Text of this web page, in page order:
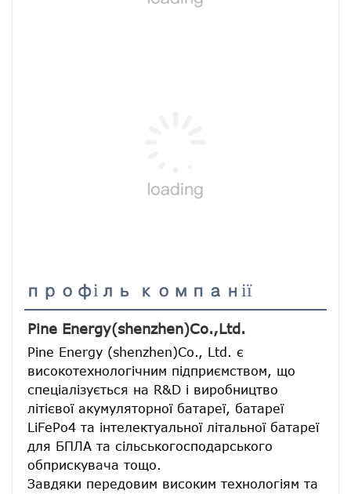
профіль компанії
Pine Energy(shenzhen)Co.,Ltd.
Pine Energy (shenzhen)Co., Ltd. є
високотехнологічним підприємством, що
спеціалізується на R&D і виробництво
літієвої акумуляторної батареї, батареї
LiFePo4 та інтелектуальної літальної батареї
для БПЛА та сільськогосподарського
обприскувача тощо.
Завдяки передовим високим технологіям та